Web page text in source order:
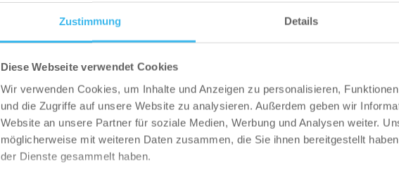
Zustimmung Details
Diese Webseite verwendet Cookies
Wir verwenden Cookies, um Inhalte und Anzeigen zu personalisieren,
und die Zugriffe auf unsere Website zu analysieren. Außerdem geben wir
Website an unsere Partner für soziale Medien, Werbung und Analysen weiter.
möglicherweise mit weiteren Daten zusammen, die Sie ihnen bereitgestellt
der Dienste gesammelt haben.
„Gesamtvolumen = Sätze x Wiederholungen
Weil wir nun jede Muskelgruppe 2-3 mal pro Woche trainieren,
die einzelnen Trainings aufgeteilt werden. Es würde viel zu
Oberkörper in einer Einheit so ausgiebig zu trainieren, wie man
Muskelgruppe gemacht hat.
Das heißt man wird mit 2-4 Übungen pro Muskelgruppe
dabei ist vor allem, dass wir unser zentrales Nervensystem nicht